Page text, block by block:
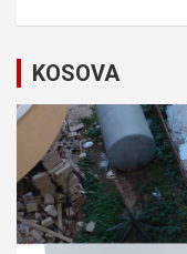
a
i
o
KOSOVA